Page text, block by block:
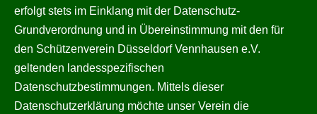
erfolgt stets im Einklang mit der Datenschutz-
Grundverordnung und in Übereinstimmung mit den für
den Schützenverein Düsseldorf Vennhausen e.V.
geltenden landesspezifischen
Datenschutzbestimmungen. Mittels dieser
Datenschutzerklärung möchte unser Verein die